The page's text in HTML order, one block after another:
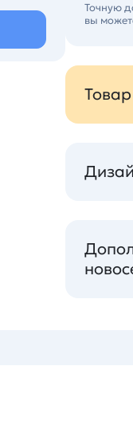
Точную
вы